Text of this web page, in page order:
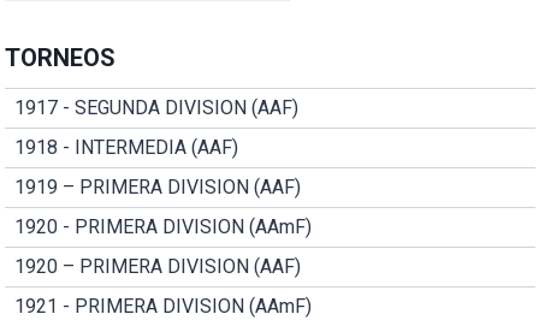
TORNEOS
1917 - SEGUNDA DIVISION (AAF)
1918 - INTERMEDIA (AAF)
1919 – PRIMERA DIVISION (AAF)
1920 - PRIMERA DIVISION (AAmF)
1920 – PRIMERA DIVISION (AAF)
1921 - PRIMERA DIVISION (AAmF)